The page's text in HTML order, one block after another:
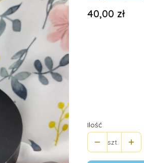
Cena
40,00 zł
Ilość
szt.